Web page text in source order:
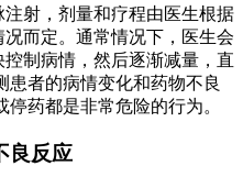
射，剂量和疗程由医生根据
而定。通常情况下，医生会
制病情，然后逐渐减量，直
患者的病情变化和药物不良
药都是非常危险的行为。
良反应